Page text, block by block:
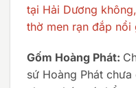
tại Hải Dương
thờ men rạn đắp nổi
Gốm Hoàng Phát:
sứ Hoàng Phát